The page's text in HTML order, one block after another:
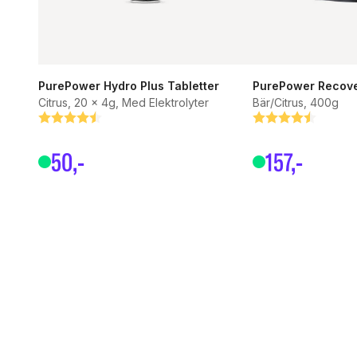
PurePower Hydro Plus Tabletter
Citrus, 20 x 4g, Med Elektrolyter
Betyg:
4.6 utav 5 stjärnor
50,-
PurePower
Bär/Citrus, 400g
Betyg:
4.7 utav 5 stjärnor
157,-